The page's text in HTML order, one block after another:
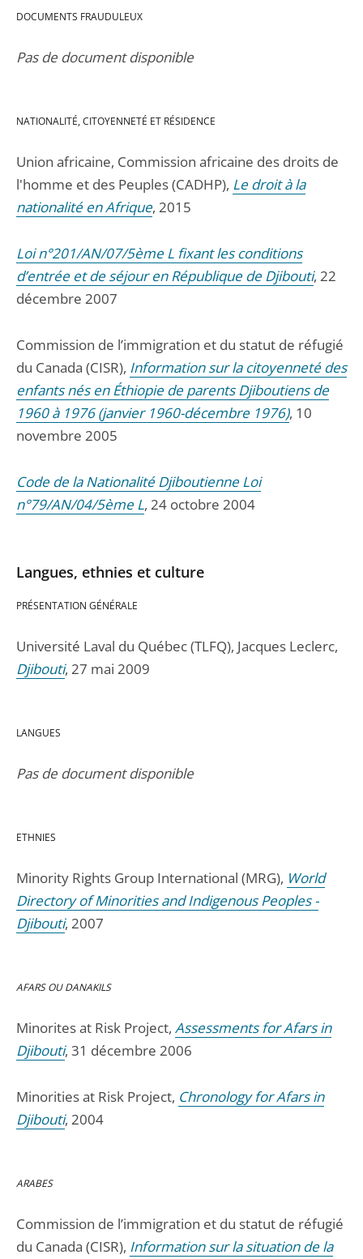
DOCUMENTS FRAUDULEUX
Pas de document disponible
NATIONALITÉ, CITOYENNETÉ ET RÉSIDENCE
Union africaine, Commission africaine des droits de
l'homme et des Peuples (CADHP), Le droit à la
nationalité en Afrique, 2015
Loi n°201/AN/07/5ème L fixant les conditions
d’entrée et de séjour en République de Djibouti, 22
décembre 2007
Commission de l’immigration et du statut de réfugié
du Canada (CISR), Information sur la citoyenneté des
enfants nés en Éthiopie de parents Djiboutiens de
1960 à 1976 (janvier 1960-décembre 1976), 10
novembre 2005
Code de la Nationalité Djiboutienne Loi
n°79/AN/04/5ème L, 24 octobre 2004
Langues, ethnies et culture
PRÉSENTATION GÉNÉRALE
Université Laval du Québec (TLFQ), Jacques Leclerc,
Djibouti, 27 mai 2009
LANGUES
Pas de document disponible
ETHNIES
Minority Rights Group International (MRG), World
Directory of Minorities and Indigenous Peoples -
Djibouti, 2007
AFARS OU DANAKILS
Minorites at Risk Project, Assessments for Afars in
Djibouti, 31 décembre 2006
Minorities at Risk Project, Chronology for Afars in
Djibouti, 2004
ARABES
Commission de l’immigration et du statut de réfugié
du Canada (CISR), Information sur la situation de la